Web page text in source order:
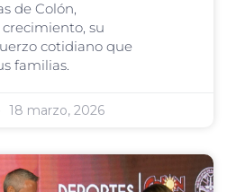
de Colón,
su
cotidiano que
familias.
18 marzo, 2026